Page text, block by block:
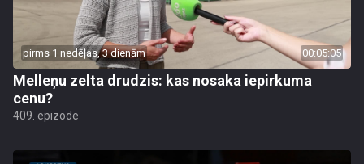
pirms 1 nedēļas, 3 dienām 00:05:05
Melleņu zelta drudzis: kas nosaka iepirkuma
cenu?
409. epizode